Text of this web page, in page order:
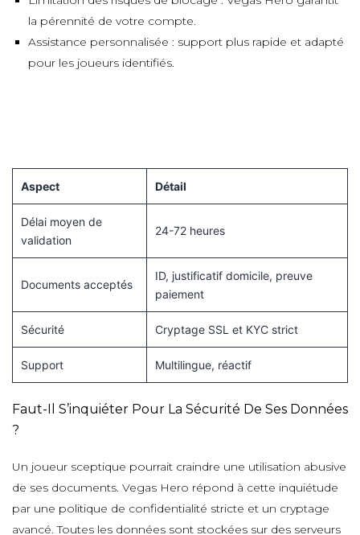
la pérennité de votre compte.
Assistance personnalisée : support plus rapide et adapté
pour les joueurs identifiés.
Aspect Détail
Délai moyen de
validation
24-72 heures
Documents acceptés
ID, justificatif domicile, preuve
paiement
Sécurité Cryptage SSL et KYC strict
Support Multilingue, réactif
Faut-Il S’inquiéter Pour La Sécurité De Ses Données
?
Un joueur sceptique pourrait craindre une utilisation abusive
de ses documents. Vegas Hero répond à cette inquiétude
par une politique de confidentialité stricte et un cryptage
avancé. Toutes les données sont stockées sur des serveurs